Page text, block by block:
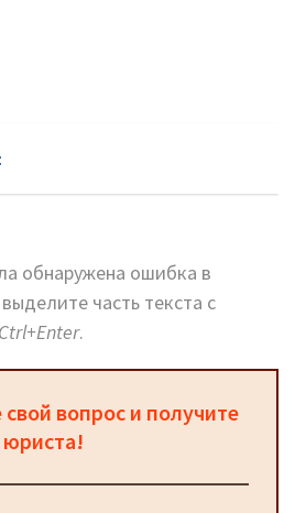
обнаружена ошибка в
часть текста с
Ctrl+Enter.
вопрос и получите